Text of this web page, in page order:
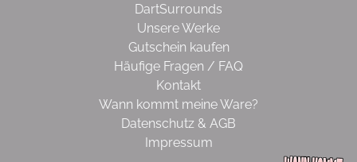
DartSurrounds
Unsere Werke
Gutschein kaufen
Häufige Fragen / FAQ
Kontakt
Wann kommt meine Ware?
Datenschutz & AGB
Impressum